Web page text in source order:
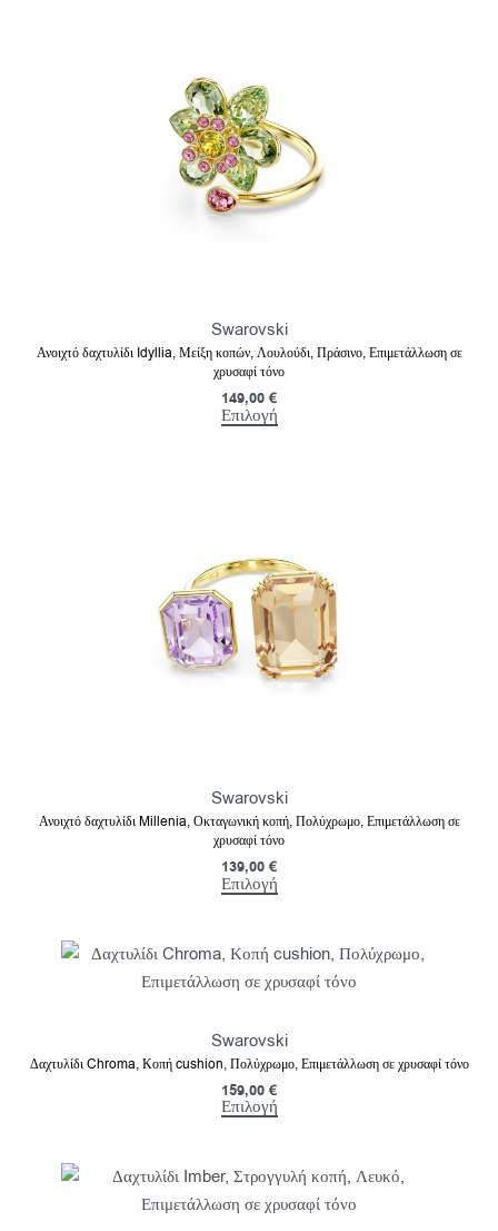
Swarovski
Ανοιχτό δαχτυλίδι Idyllia, Μείξη κοπών, Λουλούδι, Πράσινο, Επιμετάλλωση σε
χρυσαφί τόνο
149,00 €
Επιλογή
Swarovski
Ανοιχτό δαχτυλίδι Millenia, Οκταγωνική κοπή, Πολύχρωμο, Επιμετάλλωση σε
χρυσαφί τόνο
139,00 €
Επιλογή
Swarovski
Δαχτυλίδι Chroma, Κοπή cushion, Πολύχρωμο, Επιμετάλλωση σε χρυσαφί τόνο
159,00 €
Επιλογή